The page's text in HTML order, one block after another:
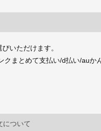
いただけます。
クまとめて支払い/d払い/auか
について